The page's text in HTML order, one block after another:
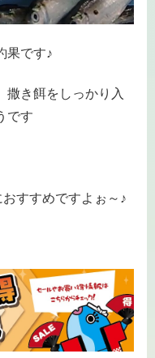
果です♪
撒き餌をしっかり入
です
すすめですよぉ～♪